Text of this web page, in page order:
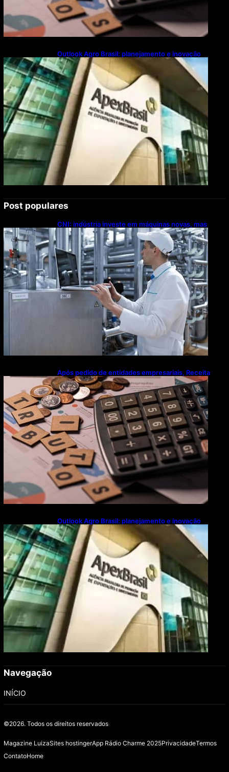
Outlook Agro Brasil: planejamento e inovação
pautam debates sobre futuro do agronegócio
Post populares
CNI: indústria investe em máquinas novas, mas
modernização tecnológica avança lentamente
Após pedido de entidades empresariais, Receita
flexibiliza regras da Reforma Tributária
Outlook Agro Brasil: planejamento e inovação
pautam debates sobre futuro do agronegócio
Navegação
INÍCIO
©2026. Todos os direitos reservados
Magazine LuizaSites hostingerApp Rádio Charme 2025PrivacidadeTermos
ContatoHome